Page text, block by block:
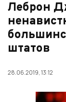
Леброн
штатов
28.06.2019, 13:12